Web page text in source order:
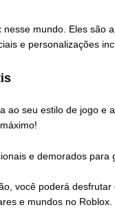
mundo. Eles são
e personalizações
ao seu estilo de jogo e
e demorados para
você poderá
e mundos no Roblox.